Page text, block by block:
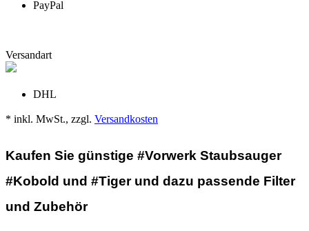
PayPal
Versandart
DHL
* inkl. MwSt., zzgl. Versandkosten
Kaufen Sie günstige #Vorwerk Staubsauger
#Kobold und #Tiger und dazu passende Filter
und Zubehör